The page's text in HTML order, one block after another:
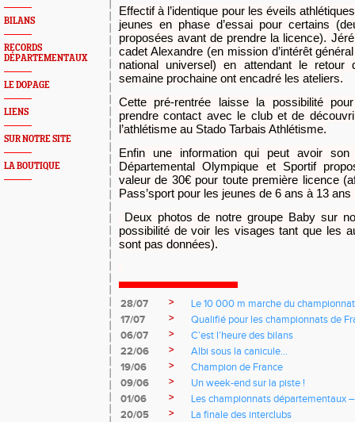
BILANS
RECORDS
DÉPARTEMENTAUX
LE DOPAGE
LIENS
SUR NOTRE SITE
LA BOUTIQUE
Effectif à l’identique pour les éveils
jeunes en phase d’essai pour certains
proposées avant de prendre la licence).
cadet Alexandre (en mission d’intérêt
national universel) en attendant le retour
semaine prochaine ont encadré les ateliers.
Cette pré-rentrée laisse la possibilité
prendre contact avec le club et de
l’athlétisme au Stado Tarbais Athlétisme.
Enfin une information qui peut avoir
Départemental Olympique et Sportif
valeur de 30€ pour toute première licence
Pass’sport pour les jeunes de 6 ans à 13
Deux photos de notre groupe Baby sur
possibilité de voir les visages tant que les
sont pas données).
28/07 >
Le 10 000 m marche du
17/07
>
Qualifié pour les championnats de
06/07
>
C’est l’heure des bilans
22/06
>
Albi sous la canicule…
19/06
>
Champion de France
09/06
>
Un week-end sur la piste !
01/06
>
Les championnats départementaux
20/05
>
La finale des interclubs